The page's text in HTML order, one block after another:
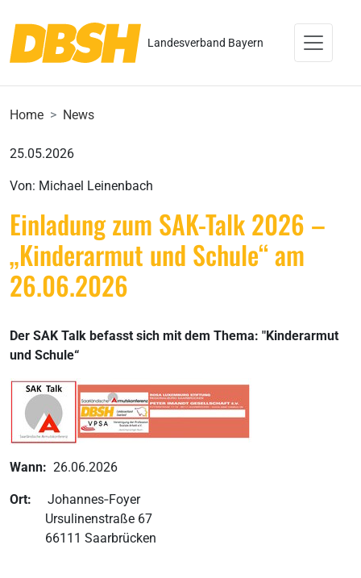
Landesverband Bayern
Home News
25.05.2026
Von: Michael Leinenbach
Einladung zum SAK-Talk 2026 –
„Kinderarmut und Schule“ am
26.06.2026
Der SAK Talk befasst sich mit dem Thema: "Kinderarmut
und Schule“
Wann: 26.06.2026
Ort: Johannes‑Foyer
Ursulinenstraße 67
66111 Saarbrücken